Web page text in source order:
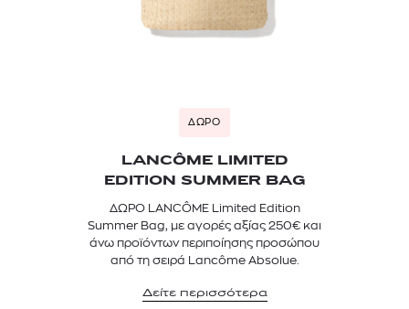
ΔΩΡΟ
LANCÔME LIMITED
EDITION SUMMER BAG
ΔΩΡΟ LANCÔME Limited Edition
Summer Bag, με αγορές αξίας 250€ και
άνω προϊόντων περιποίησης προσώπου
από τη σειρά Lancôme Absolue.
Δείτε περισσότερα